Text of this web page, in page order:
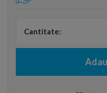
Cantitate: